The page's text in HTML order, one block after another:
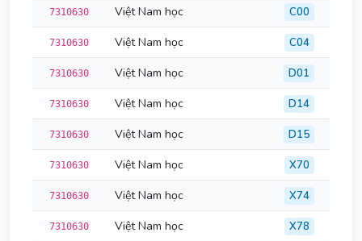
7310630 Việt Nam học C00
7310630 Việt Nam học C04
7310630 Việt Nam học D01
7310630 Việt Nam học D14
7310630 Việt Nam học D15
7310630 Việt Nam học X70
7310630 Việt Nam học X74
7310630 Việt Nam học X78